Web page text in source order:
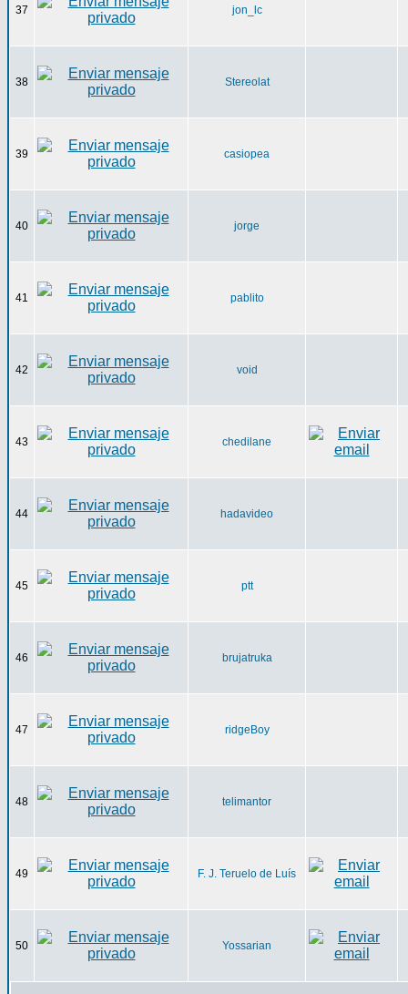
37 jon_lc
38 Stereolat
39 casiopea
40 jorge
41 pablito
42 void
43 chedilane
44 hadavideo
45 ptt
46 brujatruka
47 ridgeBoy
48 telimantor
49 F. J. Teruelo de Luís
50 Yossarian